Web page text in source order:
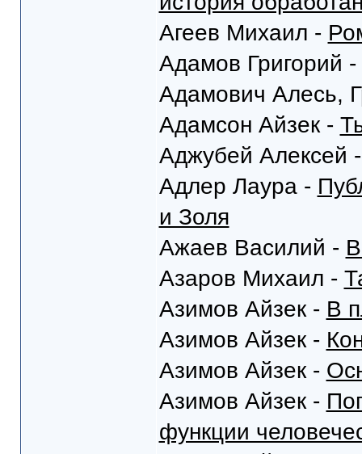
Агеев Михаил -
Адамов Григорий -
Адамович Алесь,
Адамсон Айзек -
Аджубей Алексей
Адлер Лаура -
и Золя
Ажаев Василий -
Азаров Михаил -
Азимов Айзек - В
Азимов Айзек -
Азимов Айзек -
Азимов Айзек -
функции